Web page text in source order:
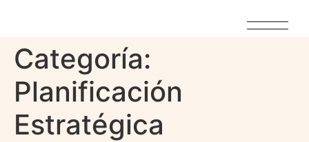
Categoría:
Planificación
Estratégica